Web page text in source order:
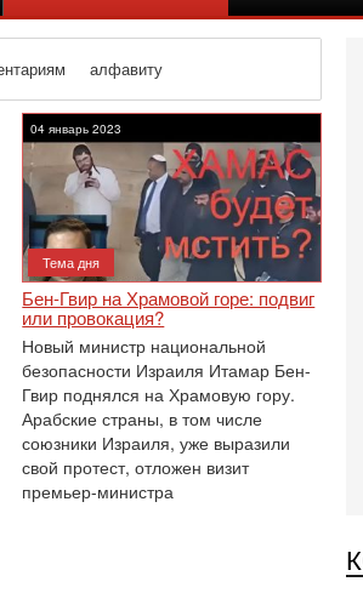
алфавиту
04 январь 2023
Тема дня
Бен-Гвир на Храмовой горе: подвиг
или провокация?‎
Новый министр национальной
безопасности Израиля Итамар Бен-
Гвир поднялся на Храмовую гору.
Арабские страны, в том числе
союзники Израиля, уже выразили
свой протест, отложен визит
премьер-министра